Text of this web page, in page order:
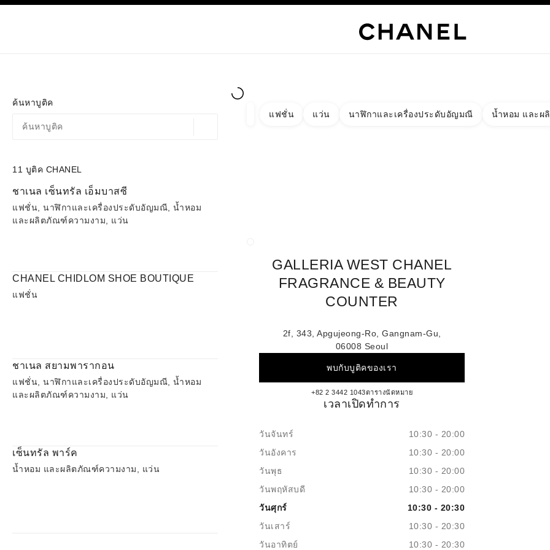
ค้นหาบูติค
11 บูติค CHANEL
ไปที่ตัวกรอง
ชาเนล เซ็นทรัล เอ็มบาสซี
แฟชั่น, นาฬิกาและเครื่องประดับอัญมณี, น้ำหอม
และผลิตภัณฑ์ความงาม, แว่น
CHANEL CHIDLOM SHOE BOUTIQUE
แฟชั่น
ชาเนล สยามพารากอน
แฟชั่น, นาฬิกาและเครื่องประดับอัญมณี, น้ำหอม
และผลิตภัณฑ์ความงาม, แว่น
เซ็นทรัล พาร์ค
น้ำหอม และผลิตภัณฑ์ความงาม, แว่น
GALLERIA WEST CHANEL
FRAGRANCE & BEAUTY
COUNTER
2f, 343, Apgujeong-Ro, Gangnam-Gu,
06008 Seoul
พบกับบูติคของเรา
โทร
+82 2 3442 1043ตารางนัดหมายGalleria West CHANEL Fragrance &
เวลาเปิดทำการ
วันจันทร์
10:30 - 20:00
วันอังคาร
10:30 - 20:00
วันพุธ
10:30 - 20:00
วันพฤหัสบดี
10:30 - 20:00
วันศุกร์
10:30 - 20:30
วันเสาร์
10:30 - 20:30
วันอาทิตย์
10:30 - 20:30
ตัวกรอง
ตัวกรองผลลัพธ์โดย:
แฟชั่น แว่น นาฬิกาและเครื่องประดับอัญมณี น้ำหอม และผ